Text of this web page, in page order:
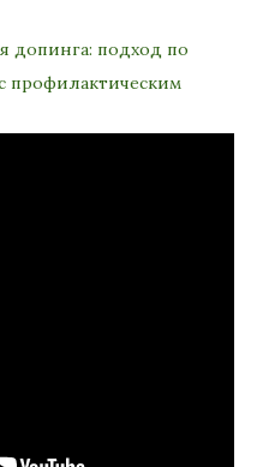
допинга: подход по
профилактическим